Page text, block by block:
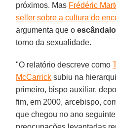
próximos. Mas Frédéric
seller sobre a cultura do
argumenta que oescândalo
torno da sexualidade.
"O relatório descreve como
McCarrick subiu na
primeiro, bispo auxiliar,
fim, em 2000, arcebispo,
que chegou no ano